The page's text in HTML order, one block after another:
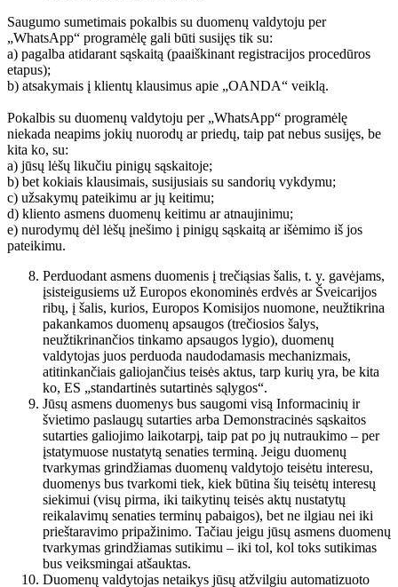
Saugumo sumetimais pokalbis su duomenų valdytoju per
„WhatsApp“ programėlę gali būti susijęs tik su:
a) pagalba atidarant sąskaitą (paaiškinant registracijos procedūros
etapus);
b) atsakymais į klientų klausimus apie „OANDA“ veiklą.
Pokalbis su duomenų valdytoju per „WhatsApp“ programėlę
niekada neapims jokių nuorodų ar priedų, taip pat nebus susijęs, be
kita ko, su:
a) jūsų lėšų likučiu pinigų sąskaitoje;
b) bet kokiais klausimais, susijusiais su sandorių vykdymu;
c) užsakymų pateikimu ar jų keitimu;
d) kliento asmens duomenų keitimu ar atnaujinimu;
e) nurodymų dėl lėšų įnešimo į pinigų sąskaitą ar išėmimo iš jos
pateikimu.
Perduodant asmens duomenis į trečiąsias šalis, t. y. gavėjams,
įsisteigusiems už Europos ekonominės erdvės ar Šveicarijos
ribų, į šalis, kurios, Europos Komisijos nuomone, neužtikrina
pakankamos duomenų apsaugos (trečiosios šalys,
neužtikrinančios tinkamo apsaugos lygio), duomenų
valdytojas juos perduoda naudodamasis mechanizmais,
atitinkančiais galiojančius teisės aktus, tarp kurių yra, be kita
ko, ES „standartinės sutartinės sąlygos“.
Jūsų asmens duomenys bus saugomi visą Informacinių ir
švietimo paslaugų sutarties arba Demonstracinės sąskaitos
sutarties galiojimo laikotarpį, taip pat po jų nutraukimo – per
įstatymuose nustatytą senaties terminą. Jeigu duomenų
tvarkymas grindžiamas duomenų valdytojo teisėtu interesu,
duomenys bus tvarkomi tiek, kiek būtina šių teisėtų interesų
siekimui (visų pirma, iki taikytinų teisės aktų nustatytų
reikalavimų senaties terminų pabaigos), bet ne ilgiau nei iki
prieštaravimo pripažinimo. Tačiau jeigu jūsų asmens duomenų
tvarkymas grindžiamas sutikimu – iki tol, kol toks sutikimas
bus veiksmingai atšauktas.
Duomenų valdytojas netaikys jūsų atžvilgiu automatizuoto